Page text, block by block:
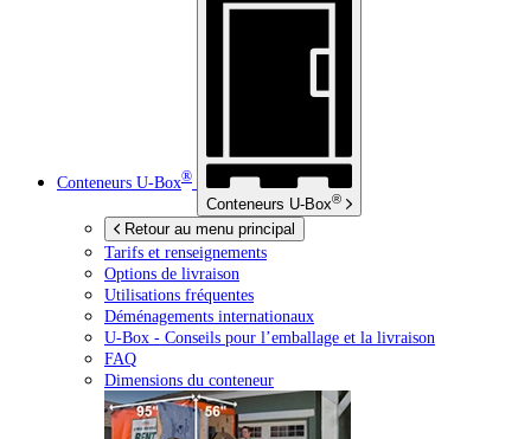
Conteneurs U-Box®
Conteneurs U-Box®
Retour au menu principal
Tarifs et renseignements
Options de livraison
Utilisations fréquentes
Déménagements internationaux
U-Box - Conseils pour l’emballage et la livraison
FAQ
Dimensions du conteneur